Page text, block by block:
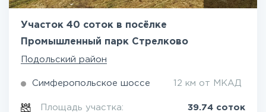
Участок 40 соток в посёлке
Промышленный парк Стрелково
Подольский район
Симферопольское шоссе 12 км от МКАД
Площадь участка: 39.74 соток